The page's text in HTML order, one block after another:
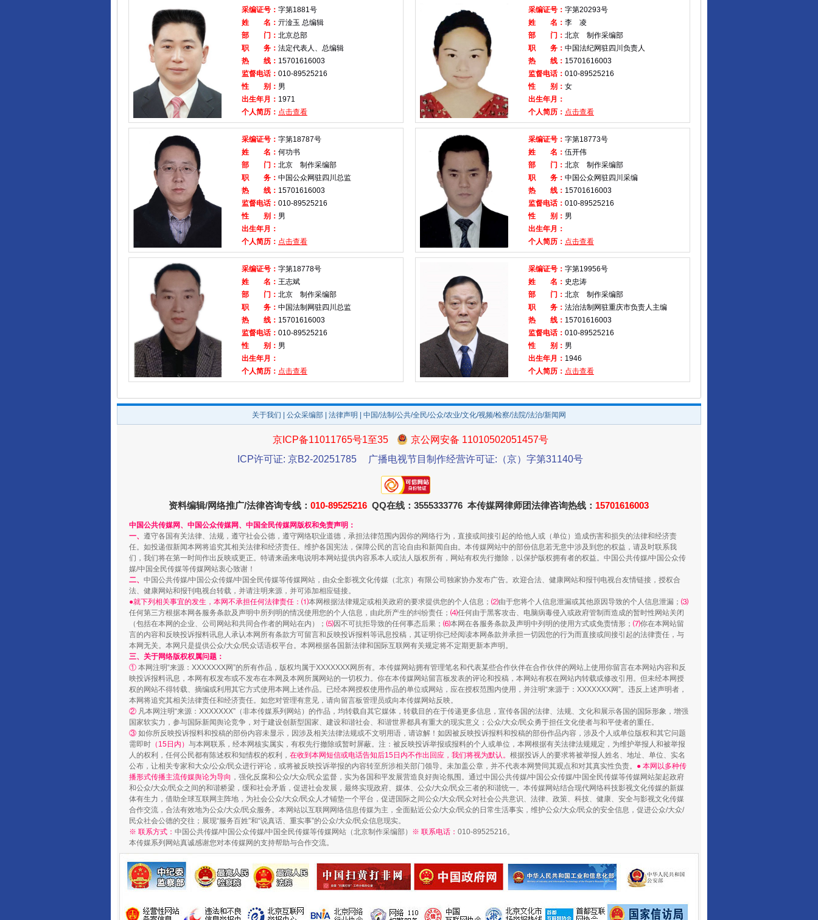
采编证号： 字第1881号
姓 名： 亓淦玉 总编辑
部 门： 北京总部
职 务： 法定代表人、总编辑
热 线： 15701616003
监督电话： 010-89525216
性 别： 男
出生年月： 1971
个人简历： 点击查看
采编证号： 字第20293号
姓 名： 李 凌
部 门： 北京 制作采编部
职 务： 中国法纪网驻四川负责人
热 线： 15701616003
监督电话： 010-89525216
性 别： 女
出生年月：
个人简历： 点击查看
采编证号： 字第18787号
姓 名： 何功书
部 门： 北京 制作采编部
职 务： 中国公众网驻四川总监
热 线： 15701616003
监督电话： 010-89525216
性 别： 男
出生年月：
个人简历： 点击查看
采编证号： 字第18773号
姓 名： 伍开伟
部 门： 北京 制作采编部
职 务： 中国公众网驻四川采编
热 线： 15701616003
监督电话： 010-89525216
性 别： 男
出生年月：
个人简历： 点击查看
采编证号： 字第18778号
姓 名： 王志斌
部 门： 北京 制作采编部
职 务： 中国法制网驻四川总监
热 线： 15701616003
监督电话： 010-89525216
性 别： 男
出生年月：
个人简历： 点击查看
采编证号： 字第19956号
姓 名： 史忠涛
部 门： 北京 制作采编部
职 务： 法治法制网驻重庆市负责人主编
热 线： 15701616003
监督电话： 010-89525216
性 别： 男
出生年月： 1946
个人简历： 点击查看
关于我们 公众采编部 法律声明 | 中国/法制/公共/全民/公众/农业/文化/视频/检察/法院/法治/新闻网
京ICP备11011765号1至35
京公网安备 11010502051457号
ICP许可证: 京B2-20251785
广播电视节目制作经营许可证:（京）字第31140号
资料编辑/网络推广/法律咨询专线： 010-89525216 QQ在线：3555333776 本传媒网律师团法律咨询热线： 15701616003
中国公共传媒网、中国公众传媒网、中国全民传媒网版权和免责声明：
一、 遵守各国有关法律、法规，遵守社会公德，遵守网络职业道德，承担法律范围内因你的网络行为，直接或间接引起的给他人或（单位）造成伤害和损失的法律和经济责
任。如投递假新闻本网将追究其相关法律和经济责任。维护各国宪法，保障公民的言论自由和新闻自由。本传媒网站中的部份信息若无意中涉及到您的权益，请及时联系我
们，我们将在第一时间作出反映或更正。特请来函来电说明本网站提供内容系本人或法人版权所有，网站有权先行撤除，以保护版权拥有者的权益。中国公共传媒/中国公众传
媒/中国全民传媒等传媒网站衷心致谢！
二、 中国公共传媒/中国公众传媒/中国全民传媒等传媒网站，由众全影视文化传媒（北京）有限公司独家协办发布广告。欢迎合法、健康网站和报刊电视台友情链接，授权合
法、健康网站和报刊电视台转载，并请注明来源，并可添加相应链接。
●就下列相关事宜的发生，本网不承担任何法律责任：⑴本网根据法律规定或相关政府的要求提供您的个人信息； ⑵由于您将个人信息泄漏或其他原因导致的个人信息泄漏； ⑶
任何第三方根据本网各服务条款及声明中所列明的情况使用您的个人信息，由此所产生的纠纷责任； ⑷任何由于黑客攻击、电脑病毒侵入或政府管制而造成的暂时性网站关闭
（包括在本网的企业、公司网站和共同合作者的网站在内）； ⑸因不可抗拒导致的任何事态后果； ⑹本网在各服务条款及声明中列明的使用方式或免责情形； ⑺你在本网站留
言的内容和反映投诉报料讯息人承认本网所有条款方可留言和反映投诉报料等讯息投稿，其证明你已经阅读本网条款并承担一切因您的行为而直接或间接引起的法律责任，与
本网无关。本网只是提供公众/大众/民众话语权平台。本网根据各国新法律和国际互联网有关规定将不定期更新本声明。
三、关于网络版权权属问题：
① 本网注明“来源：XXXXXXX网”的所有作品，版权均属于XXXXXXX网所有。本传媒网站拥有管理笔名和代表某些合作伙伴在合作伙伴的网站上使用你留言在本网站内容和反
映投诉报料讯息，本网有权发布或不发布在本网及本网所属网站的一切权力。你在本传媒网站留言板发表的评论和投稿，本网站有权在网站内转载或修改引用。但未经本网授
权的网站不得转载、摘编或利用其它方式使用本网上述作品。已经本网授权使用作品的单位或网站，应在授权范围内使用，并注明“来源于：XXXXXXX网”。违反上述声明者，
本网将追究其相关法律责任和经济责任。如您对管理有意见，请向留言板管理员或向本传媒网站反映。
② 凡本网注明“来源：XXXXXXX”（非本传媒系列网站）的作品，均转载自其它媒体，转载目的在于传递更多信息，宣传各国的法律、法规、文化和展示各国的国际形象，增强
国家软实力，参与国际新闻舆论竞争，对于建设创新型国家、建设和谐社会、和谐世界都具有重大的现实意义；公众/大众/民众勇于担任文化使者与和平使者的重任。
③ 如你所反映投诉报料和投稿的部份内容未显示，因涉及相关法律法规或不文明用语，请谅解！如因被反映投诉报料和投稿的部份作品内容，涉及个人或单位版权和其它问题
需即时 （15日内） 与本网联系，经本网核实属实，有权先行撤除或暂时屏蔽。注：被反映投诉举报或报料的个人或单位，本网根据有关法律法规规定，为维护举报人和被举报
人的权利，任何公民都有陈述权和知情权的权利， 在收到本网短信或电话告知后15日内不作出回应，我们将视为默认。 根据投诉人的要求将被举报人姓名、地址、单位、实名
公布，让相关专家和大众/公众/民众进行评论，或将被反映投诉举报的内容转至所涉相关部门领导。未加盖公章，并不代表本网赞同其观点和对其真实性负责。 ● 本网以多种传
播形式传播主流传媒舆论为导向 ，强化反腐和公众/大众/民众监督，实为各国和平发展营造良好舆论氛围。通过中国公共传媒/中国公众传媒/中国全民传媒等传媒网站架起政府
和公众/大众/民众之间的和谐桥梁，缓和社会矛盾，促进社会发展，最终实现政府、媒体、公众/大众/民众三者的和谐统一。本传媒网站结合现代网络科技影视文化传媒的新媒
体有生力，借助全球互联网主阵地，为社会公众/大众/民众人才铺垫一个平台，促进国际之间公众/大众/民众对社会公共意识、法律、政策、科技、健康、安全与影视文化传媒
合作交流，合法有效地为公众/大众/民众服务。本网站以互联网网络信息传媒为主，全面贴近公众/大众/民众的日常生活事实，维护公众/大众/民众的安全信息，促进公众/大众/
民众社会公德的交往；展现“服务百姓”和“说真话、重实事”的公众/大众/民众信息现实。
※ 联系方式： 中国公共传媒/中国公众传媒/中国全民传媒等传媒网站（北京制作采编部） ※ 联系电话： 010-89525216。
本传媒系列网站真诚感谢您对本传媒网的支持帮助与合作交流。